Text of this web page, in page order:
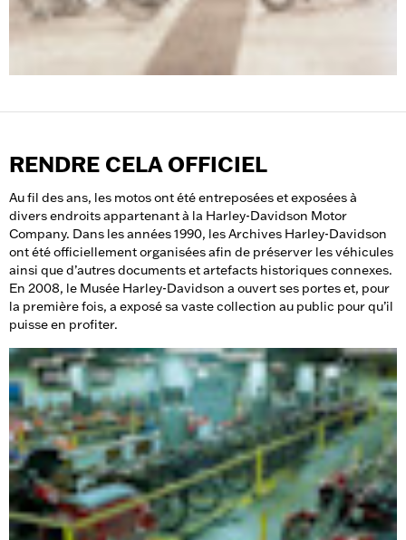
RENDRE CELA OFFICIEL
Au fil des ans, les motos ont été entreposées et exposées à
divers endroits appartenant à la Harley-Davidson Motor
Company. Dans les années 1990, les Archives Harley-Davidson
ont été officiellement organisées afin de préserver les véhicules
ainsi que d’autres documents et artefacts historiques connexes.
En 2008, le Musée Harley-Davidson a ouvert ses portes et, pour
la première fois, a exposé sa vaste collection au public pour qu’il
puisse en profiter.